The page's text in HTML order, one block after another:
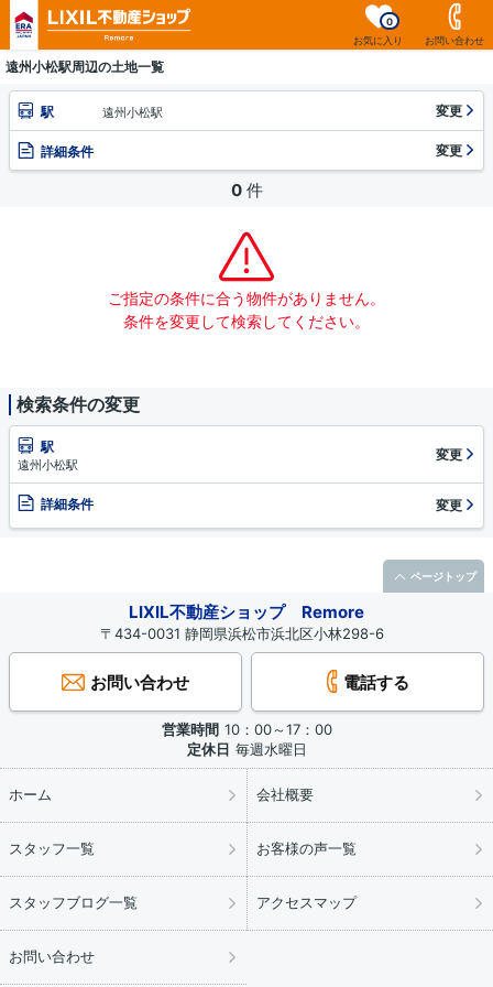
お気に入り
0
お問い合わせ
遠州小松駅周辺の土地一覧
駅 遠州小松駅 変更
詳細条件 変更
0 件
ご指定の条件に合う物件がありません。
条件を変更して検索してください。
検索条件の変更
駅
遠州小松駅
変更
詳細条件 変更
LIXIL不動産ショップ Remore
〒434-0031 静岡県浜松市浜北区小林298-6
お問い合わせ 電話する
営業時間 10：00～17：00
定休日 毎週水曜日
ホーム 会社概要
スタッフ一覧 お客様の声一覧
スタッフブログ一覧 アクセスマップ
お問い合わせ
ページトップ